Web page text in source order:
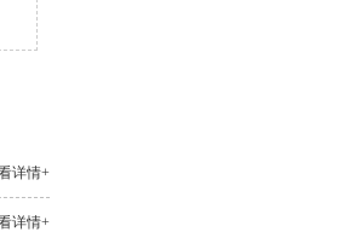
详情+
详情+